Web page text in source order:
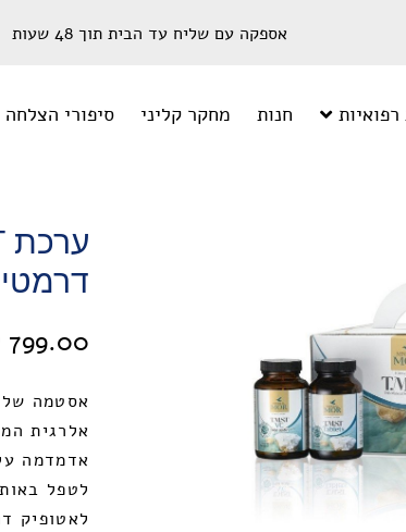
אספקה עם שליח עד הבית תוך 48 שעות
חנות מחקר קליני סיפורי הצלחה
799.00
אסטמה של
אלרגית
אדמדמה
לטפל
לאטופיק